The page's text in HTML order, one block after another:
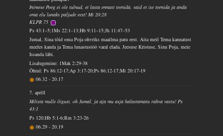
Inimese Poeg ei ole tulnud, et lasta ennast teenida, vaid et ise teenida ja anda
oma elu lunaks paljude eest! Mt 20:28
KLPR 75
Ps 43:1–5;1Ms 22:1–13;Hb 9:11–15;Jh 11:47–53
Jumal, Sina tõid oma Poja ohvriks maailma patu eest. Aita meil Tema kannatust
meeles kanda ja Tema lunastustöö varal elada. Jeesuse Kristuse, Sinu Poja, meie
Issanda läbi.
Lisalugemine: 1Mak 2:29-38
Õhtul: Ps 86:12-17;Ap 3:17-20;Ps 86:12-17;Mt 20:17-19
06.32-20.17
7. aprill
Mõista mulle õigust, oh Jumal, ja aja mu asja halastamatu rahva vastu! Ps
43:1
Ps 120;Hb 5:1-6;Rm 3:23-26
06.29-20.19